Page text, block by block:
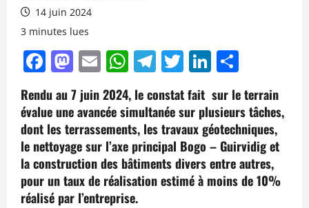
14 juin 2024
3 minutes lues
Facebook
Mastodon
EmailWhatsApp
Telegram
TwitterLinkedIn
Rendu au 7 juin 2024, le constat fait sur le terrain
évalue une avancée simultanée sur plusieurs tâches,
dont les terrassements, les travaux géotechniques,
le nettoyage sur l’axe principal Bogo – Guirvidig et
la construction des bâtiments divers entre autres,
pour un taux de réalisation estimé à moins de 10%
réalisé par l’entreprise.